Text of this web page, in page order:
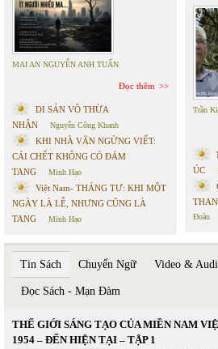
MAI AN NGUYỄN ANH TUẤN
Đọc thêm
DI SẢN VÔ THỪA
NHẬN
Nguyễn Công Khanh
KHI NHÀ VĂN NGỪNG VIẾT:
CÁI CHẾT KHÔNG CÓ ĐÁM
TANG
Minh Hạo
Việt Nam- THÁNG TƯ: KHI MỘT
NGÀY LÀ LỄ, NHƯNG CŨNG LÀ
TANG
Minh Hạo
Trần
ÚC
Đoàn
Tin Sách Chuyển Ngữ Video &
Đọc Sách - Mạn Đàm
THẾ GIỚI SÁNG TẠO CỦA MIỀN NAM
1954 – ĐẾN HIỆN TẠI – TẬP 1